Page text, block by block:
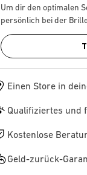
Um dir den optimalen
persönlich bei der
Einen Store in
Qualifiziertes und
Kostenlose
Geld-zurück-